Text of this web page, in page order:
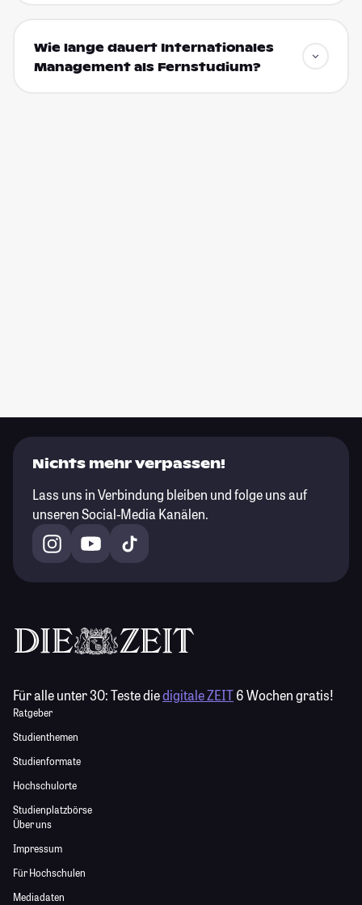
Wie lange dauert Internationales
Management als Fernstudium?
Nichts mehr verpassen!
Lass uns in Verbindung bleiben und folge uns auf
unseren Social-Media Kanälen.
Für alle unter 30:Teste diedigitale ZEIT6 Wochen gratis!
Ratgeber
Studienthemen
Studienformate
Hochschulorte
Studienplatzbörse
Über uns
Impressum
Für Hochschulen
Mediadaten